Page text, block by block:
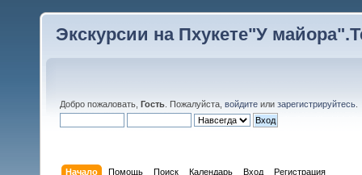
Экскурсии на Пхукете"У
Добро пожаловать, Гость . Пожалуйста, войдите или зарегистрируйтесь
Начало Помощь Поиск Календарь Вход Регистрация